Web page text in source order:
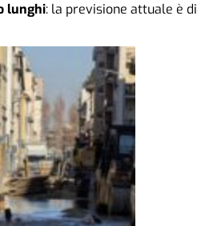
lunghi: la previsione attuale è di